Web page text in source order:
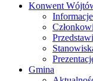
Konwent
Gmina